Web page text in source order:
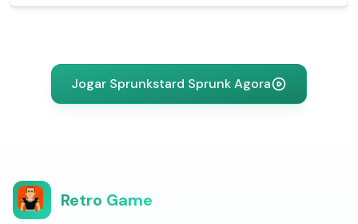
Jogar Sprunkstard Sprunk Agora
Retro Game